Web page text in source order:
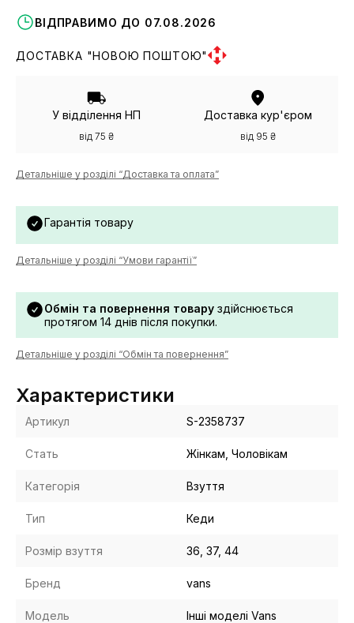
ВІДПРАВИМО ДО 07.08.2026
ДОСТАВКА "НОВОЮ ПОШТОЮ"
У відділення НП
від 75 ₴
Доставка кур'єром
від 95 ₴
Детальніше у розділі “Доставка та оплата”
Гарантія товару
Детальніше у розділі “Умови гарантії”
Обмін та повернення товару здійснюється
протягом 14 днів після покупки.
Детальніше у розділі “Обмін та повернення”
Характеристики
Артикул S-2358737
Стать Жінкам, Чоловікам
Категорія Взуття
Тип Кеди
Розмір взуття 36, 37, 44
Бренд vans
Модель Інші моделі Vans